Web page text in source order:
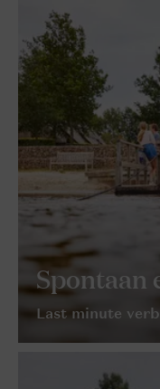
Spontaan
Last minute